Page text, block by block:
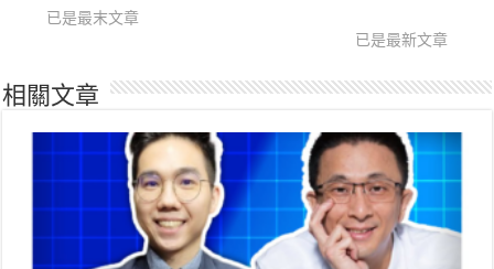
已是最末文章
已是最新文章
相關文章